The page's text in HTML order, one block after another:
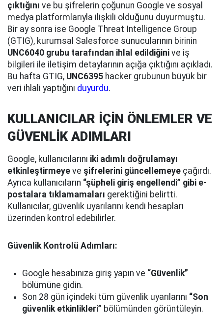
çıktığını ve bu şifrelerin çoğunun Google ve sosyal
medya platformlarıyla ilişkili olduğunu duyurmuştu.
Bir ay sonra ise Google Threat Intelligence Group
(GTIG), kurumsal Salesforce sunucularının birinin
UNC6040 grubu tarafından ihlal edildiğini ve iş
bilgileri ile iletişim detaylarının açığa çıktığını açıkladı.
Bu hafta GTIG, UNC6395 hacker grubunun büyük bir
veri ihlali yaptığını duyurdu.
KULLANICILAR İÇİN ÖNLEMLER VE
GÜVENLİK ADIMLARI
Google, kullanıcılarını iki adımlı doğrulamayı
etkinleştirmeye ve şifrelerini güncellemeye çağırdı.
Ayrıca kullanıcıların “şüpheli giriş engellendi” gibi e-
postalara tıklamamaları gerektiğini belirtti.
Kullanıcılar, güvenlik uyarılarını kendi hesapları
üzerinden kontrol edebilirler.
Güvenlik Kontrolü Adımları:
Google hesabınıza giriş yapın ve “Güvenlik”
bölümüne gidin.
Son 28 gün içindeki tüm güvenlik uyarılarını “Son
güvenlik etkinlikleri” bölümünden görüntüleyin.